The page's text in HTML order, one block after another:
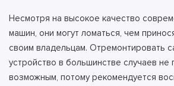
Несмотря на высокое качество
машин, они могут ломаться, чем
своим владельцам. Отремонтировать
устройство в большинстве случаев не
возможным, потому рекомендуется